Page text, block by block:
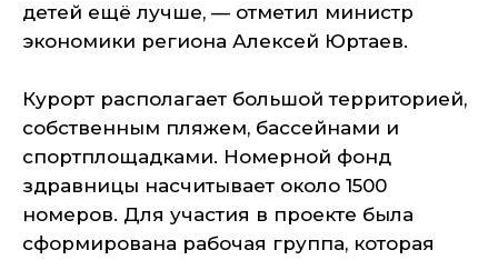
детей ещё лучше, — отметил министр
экономики региона Алексей Юртаев.
Курорт располагает большой территорией,
собственным пляжем, бассейнами и
спортплощадками. Номерной фонд
здравницы насчитывает около 1500
номеров. Для участия в проекте была
сформирована рабочая группа, которая